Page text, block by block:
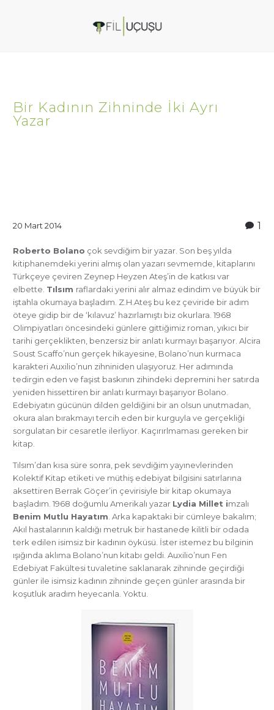
Bir Kadının Zihninde İki Ayrı
Yazar
1
20 Mart 2014
Roberto Bolano çok sevdiğim bir yazar. Son beş yılda
kitiphanemdeki yerini almış olan yazarı sevmemde, kitaplarını
Türkçeye çeviren Zeynep Heyzen Ateş’in de katkısı var
elbette. Tılsım raflardaki yerini alır almaz edindim ve büyük bir
iştahla okumaya başladım. Z.H.Ateş bu kez çeviride bir adım
öteye gidip bir de ‘kılavuz’ hazırlamıştı biz okurlara. 1968
Olimpiyatları öncesindeki günlere gittiğimiz roman, yıkıcı bir
tarihi gerçeklikten, benzersiz bir anlatı kurmayı başarıyor. Alcira
Soust Scaffo’nun gerçek hikayesine, Bolano’nun kurmaca
karakteri Auxilio’nun zihniniden ulaşıyoruz. Her adımında
tedirgin eden ve faşist baskının zihindeki depremini her satırda
yeniden hissettiren bir anlatı kurmayı başarıyor Bolano.
Edebiyatın gücünün dilden geldiğini bir an olsun unutmadan,
okura alan bırakmayı tercih eden bir kurguyla ve gerçekliği
sorgulatan bir cesaretle ilerliyor. Kaçırırlmaması gereken bir
kitap.
Tılsım’dan kısa süre sonra, pek sevdiğim yayınevlerinden
Kolektif Kitap etiketi ve müthiş edebiyat bilgisini satırlarına
aksettiren Berrak Göçer’in çevirisiyle bir kitap okumaya
başladım. 1968 doğumlu Amerikalı yazar Lydia Millet imzalı
Benim Mutlu Hayatım. Arka kapaktaki bir cümleye bakalım;
Akıl hastalarının kaldığı metruk bir hastanede kilitli bir odada
terk edilen isimsiz bir kadının öyküsü. İster istemez bu bilginin
ışığında aklıma Bolano’nun kitabı geldi. Auxilio’nun Fen
Edebiyat Fakültesi tuvaletine saklanarak zihninde geçirdiği
günler ile isimsiz kadının zihninde geçen günler arasında bir
koşutluk aradım heyecanla. Yoktu.